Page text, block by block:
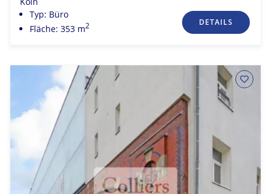
Typ: Büro
Fläche: 353 m2 DETAILS